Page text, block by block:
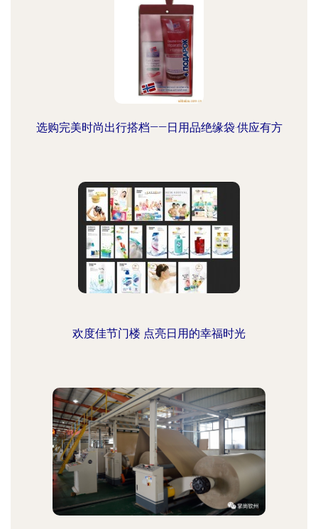
选购完美时尚出行搭档——日用品绝缘袋·供应有方
欢度佳节门楼 点亮日用的幸福时光